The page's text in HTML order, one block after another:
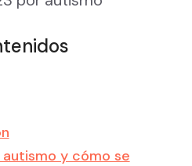
autismo y cómo se